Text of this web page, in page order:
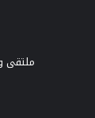
ملتقى